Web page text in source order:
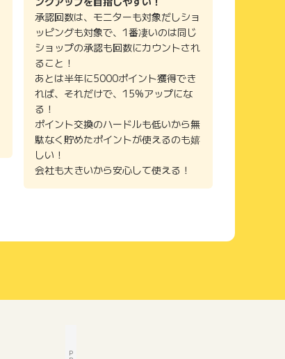
承認回数は、モニターも対象だしショ
ッピングも対象で、1番凄いのは同じ
ショップの承認も回数にカウントされ
ること！
あとは半年に5000ポイント獲得でき
れば、それだけで、15%アップにな
る！
ポイント交換のハードルも低いから無
駄なく貯めたポイントが使えるのも嬉
しい！
会社も大きいから安心して使える！
P